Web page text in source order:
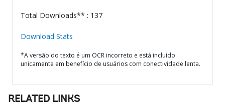
Total Downloads** : 137
Download Stats
*A versão do texto é um OCR incorreto e está incluído
unicamente em benefício de usuários com conectividade lenta.
RELATED LINKS